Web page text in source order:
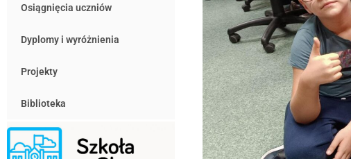
Osiągnięcia uczniów
Dyplomy i wyróżnienia
Projekty
Biblioteka